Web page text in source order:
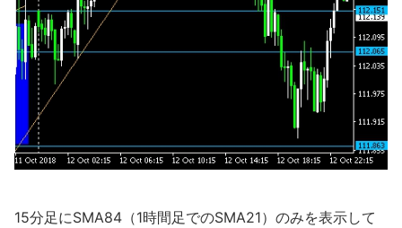
15分足にSMA84（1時間足でのSMA21）のみを表示して